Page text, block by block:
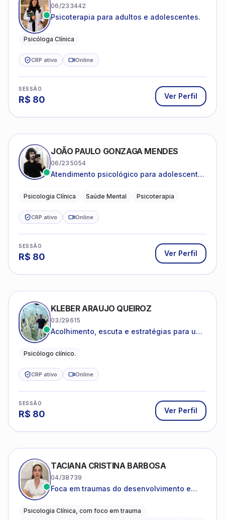
06/233442
Psicoterapia para adultos e adolescentes.
Psicóloga Clínica
CRP ativo Online
SESSÃO
R$ 80 Ver Perfil
JOÃO PAULO GONZAGA MENDES
06/235054
Atendimento psicológico para adolescentes
depressão e autoestima.
Psicologia Clínica Saúde Mental Psicoterapia
CRP ativo Online
SESSÃO
R$ 80 Ver Perfil
KLEBER ARAUJO QUEIROZ
03/29615
Acolhimento, escuta e estratégias para uma
Psicólogo clínico.
CRP ativo Online
SESSÃO
R$ 80 Ver Perfil
TACIANA CRISTINA BARBOSA
04/38739
Foca em traumas do desenvolvimento e
Psicologia Clínica, com foco em trauma